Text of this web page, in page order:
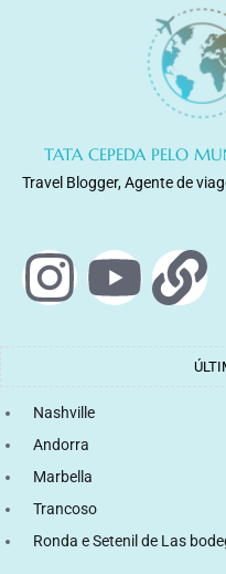
TATA CEPEDA PELO
Travel Blogger, Agente de
Nashville
Andorra
Marbella
Trancoso
Ronda e Setenil de Las